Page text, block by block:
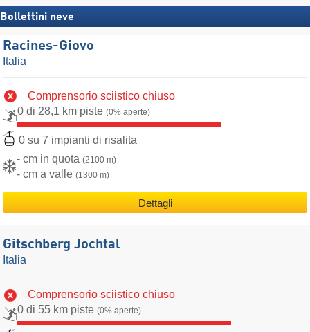
Bollettini neve
Racines-Giovo
Italia
Comprensorio sciistico chiuso
0 di 28,1 km piste (0% aperte)
0 su 7 impianti di risalita
- cm in quota (2100 m)
- cm a valle (1300 m)
Dettagli
Gitschberg Jochtal
Italia
Comprensorio sciistico chiuso
0 di 55 km piste (0% aperte)